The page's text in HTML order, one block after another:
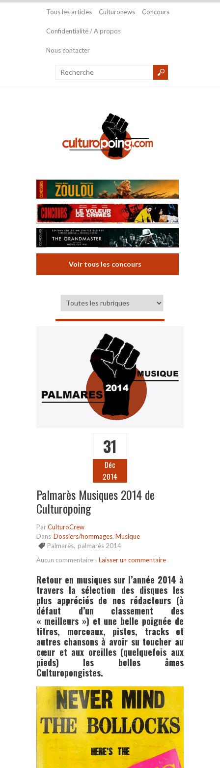
Tous les articles Culturonews Concours
Confidentialité / A propos
Nous contacter
Voir tous les concours
31
Déc
2014
Palmarès Musiques 2014 de
Culturopoing
ParCulturoCrew
Dans Dossiers/hommages, Musique
Palmarès, palmarès 2014
Aucun commentaire - Laisser un commentaire
Retour en musiques sur l’année 2014 à
travers la sélection des disques les
plus appréciés de nos rédacteurs (à
défaut d’un classement des
« meilleurs ») et une belle poignée de
titres, morceaux, pistes, tracks et
autres chansons à avoir su toucher au
cœur et aux oreilles (quelquefois aux
pieds) les belles âmes
Culturopongistes.